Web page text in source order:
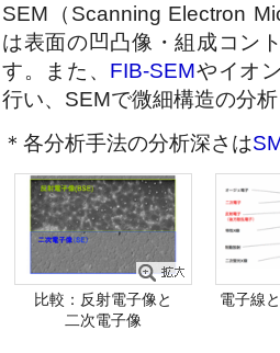
SEM（Scanning Electron
は表面の凹凸像・組成コン
す。また、 FIB-SEMやイオ
行い、SEMで微細構造の分
＊各分析手法の分析深さは
比較：反射電子像と
二次電子像
電子線